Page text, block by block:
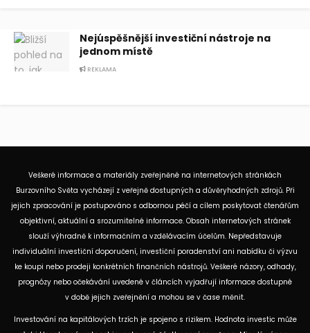
Nejúspěšnější investiční nástroje na
jednom místě
REKLAMA
Veškeré informace a materiály zveřejněné na internetových stránkách
Burzovního Světa vycházejí z veřejně dostupných a důvěryhodných zdrojů. Při
jejich zpracování je postupováno s odbornou péčí a cílem poskytovat čtenářům
objektivní, aktuální a srozumitelné informace. Obsah internetových stránek
slouží výhradně k informačním a vzdělávacím účelům. Nepředstavuje
individuální investiční doporučení, investiční poradenství ani nabídku či výzvu
ke koupi nebo prodeji konkrétních finančních nástrojů. Veškeré názory, odhady,
prognózy nebo očekávání uvedené v článcích vyjadřují informace dostupné
v době jejich zveřejnění a mohou se v čase měnit.
Investování na kapitálových trzích je spojeno s rizikem. Hodnota investic může